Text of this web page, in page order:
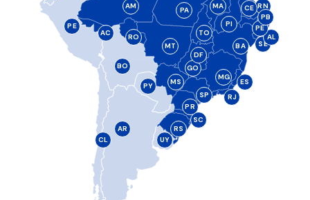
RS
SC
PR
SP
MS MG
ES
RJ
GO
DF
MT BA
RO
AC
TO
SE
AL
PE
RN
PB
CE
PI
MA
PA
AM
AR
UY
CL
BO
PY
PE